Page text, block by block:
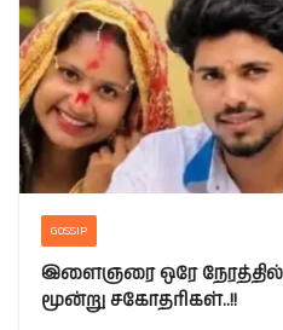
GOSSIP
இளைஞரை ஒரே
மூன்று சகோதரிகள்..!!